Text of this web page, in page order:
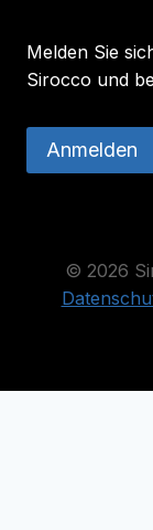
Melden Sie
Sirocco und
Anmelden
© 2026